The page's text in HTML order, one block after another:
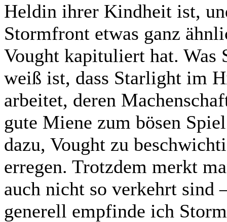
Heldin ihrer Kindheit ist,
Stormfront etwas ganz
Vought kapituliert hat.
weiß ist, dass Starlight im
arbeitet, deren
gute Miene zum bösen
dazu, Vought zu
erregen. Trotzdem merkt
auch nicht so verkehrt sind
generell empfinde ich